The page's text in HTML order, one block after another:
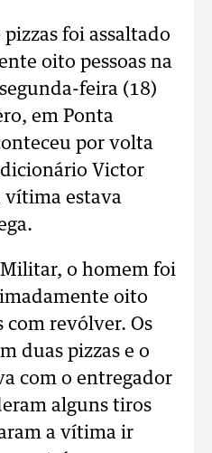
foi assaltado
oito pessoas na
feira (18)
em Ponta
por volta
Victor
vítima estava
o homem foi
oito
com revólver. Os
duas pizzas e o
com o entregador
alguns tiros
a vítima ir